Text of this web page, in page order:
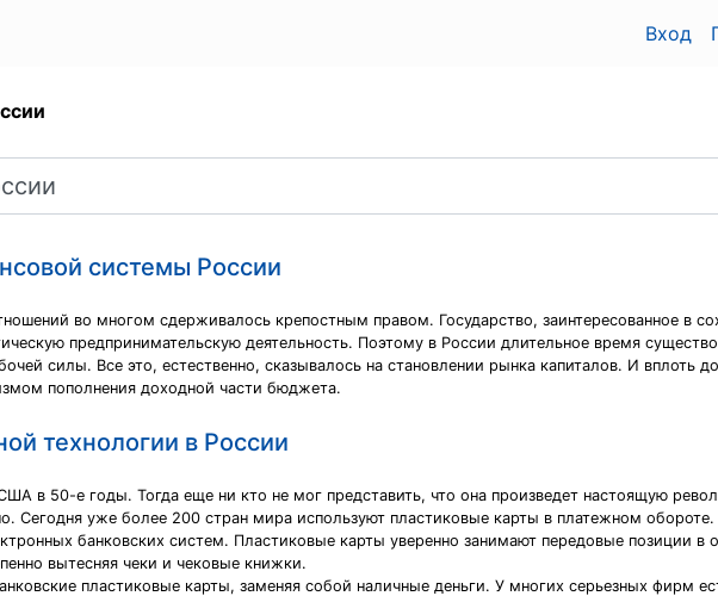
Вход
системы России
во многом сдерживалось крепостным правом. Государство, заинтересованное в
предпринимательскую деятельность. Поэтому в России длительное время
силы. Все это, естественно, сказывалось на становлении рынка капиталов. И вплоть
пополнения доходной части бюджета.
технологии в России
в 50-е годы. Тогда еще ни кто не мог представить, что она произведет настоящую
Сегодня уже более 200 стран мира используют пластиковые карты в платежном
банковских систем. Пластиковые карты уверенно занимают передовые позиции в
вытесняя чеки и чековые книжки.
пластиковые карты, заменяя собой наличные деньги. У многих серьезных фирм